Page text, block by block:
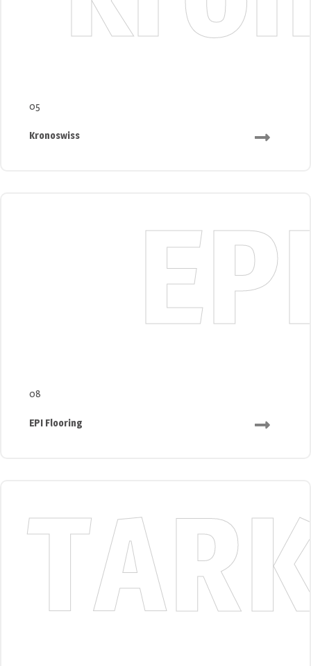
05
Kronoswiss
08
EPI Flooring